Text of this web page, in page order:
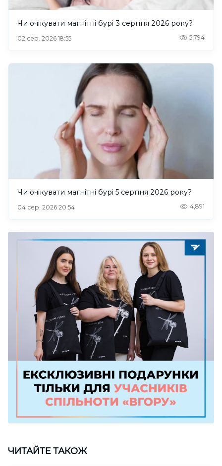
Чи очікувати магнітні бурі 3 серпня 2026 року?
02 сер. 2026 18:55 5,794
Чи очікувати магнітні бурі 5 серпня 2026 року?
04 сер. 2026 20:54 4,891
ЧИТАЙТЕ ТАКОЖ